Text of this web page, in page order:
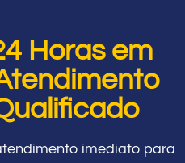
Horas em
imediato para